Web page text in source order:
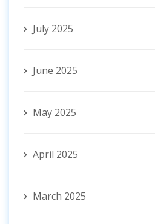
July 2025
June 2025
May 2025
April 2025
March 2025